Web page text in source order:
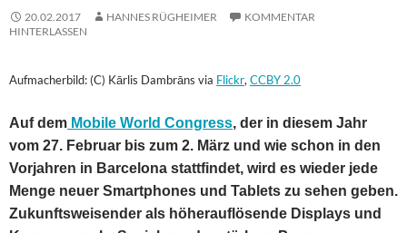
20.02.2017 HANNES RÜGHEIMER
KOMMENTAR
HINTERLASSEN
Aufmacherbild: (C) Kārlis Dambrāns via Flickr, CCBY 2.0
Auf dem Mobile World Congress, der in diesem Jahr
vom 27. Februar bis zum 2. März und wie schon in den
Vorjahren in Barcelona stattfindet, wird es wieder jede
Menge neuer Smartphones und Tablets zu sehen geben.
Zukunftsweisender als höherauflösende Displays und